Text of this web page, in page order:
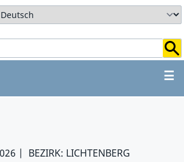
☰
ZUM HAUPTBEREICH
BEZIRK: LICHTENBERG